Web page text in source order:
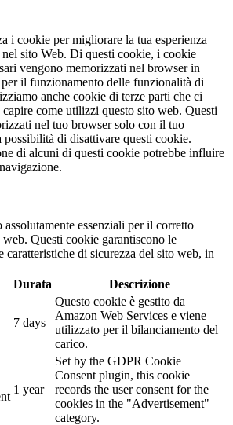
i cookie per migliorare la tua esperienza
sito Web. Di questi cookie, i cookie
vengono memorizzati nel browser in
il funzionamento delle funzionalità di
anche cookie di terze parti che ci
capire come utilizzi questo sito web. Questi
nel tuo browser solo con il tuo
possibilità di disattivare questi cookie.
di alcuni di questi cookie potrebbe influire
assolutamente essenziali per il corretto
Questi cookie garantiscono le
caratteristiche di sicurezza del sito web, in
Durata Descrizione
7 days
Questo cookie è gestito da
Amazon Web Services e viene
utilizzato per il bilanciamento del
carico.
1 year
Set by the GDPR Cookie
Consent plugin, this cookie
records the user consent for the
cookies in the "Advertisement"
category.